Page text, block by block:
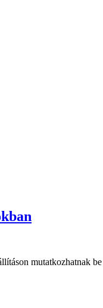
mutatkozhatnak